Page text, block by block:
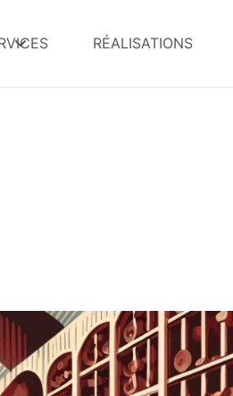
RÉALISATIONS